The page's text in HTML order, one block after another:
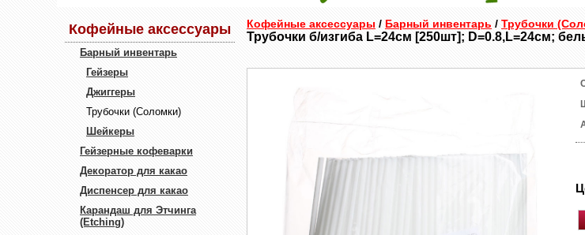
Кофейные аксессуары
Барный инвентарь
Гейзеры
Джиггеры
Трубочки (Соломки)
Шейкеры
Гейзерные кофеварки
Декоратор для какао
Диспенсер для какао
Карандаш для Этчинга
(Etching)
Кофейные аксессуары / Барный инвентарь / Трубочки
Трубочки б/изгиба L=24см [250шт]; D=0.8,L=24см;